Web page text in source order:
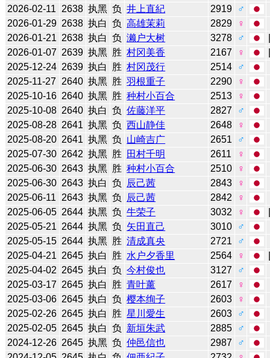
2026-02-11
2638 执黑 负 井上直紀 2919
♂
2026-01-29 2638 执白 负 高雄茉莉 2829
♀
2026-01-21 2638 执白 负 濑户大树 3278 ♂
2026-01-07 2639 执黑 胜 村冈美香 2167 ♀
2025-12-24 2639 执白 胜 村冈茂行 2514
♂
2025-11-27
2640 执黑 胜 羽根重子 2290
♀
2025-10-16 2640 执黑 胜 种村小百合 2513
♀
2025-10-08 2640 执白 负 佐藤洋平 2827
♂
2025-08-28 2641 执黑 负 西山静佳 2648
♀
2025-08-20 2641 执黑 负 山崎吉广 2651
♂
2025-07-30 2642 执黑 胜 田村千明 2611
♀
2025-06-30 2643 执黑 胜 种村小百合 2510
♀
2025-06-30 2643 执白 负 辰己茜 2843
♀
2025-06-11
2643 执黑 负 辰己茜 2842
♀
2025-06-05 2644 执黑 负 牛荣子 3032 ♀
2025-05-21 2644 执黑 负 矢田直己 3010
♂
2025-05-15 2644 执黑 胜 清成真央 2721
♂
2025-04-21 2645 执白 胜 水户夕香里 2564 ♀
2025-04-02 2645 执白 负 今村俊也 3127
♂
2025-03-17 2645 执白 胜 青叶薰 2617
♀
2025-03-06 2645 执白 负 樱本绚子 2603
♀
2025-02-26 2645 执白 胜 星川愛生 2603
♂
2025-02-05 2645 执白 负 新垣朱武 2885
♂
2024-12-26 2645 执黑 负 仲邑信也 2987
♂